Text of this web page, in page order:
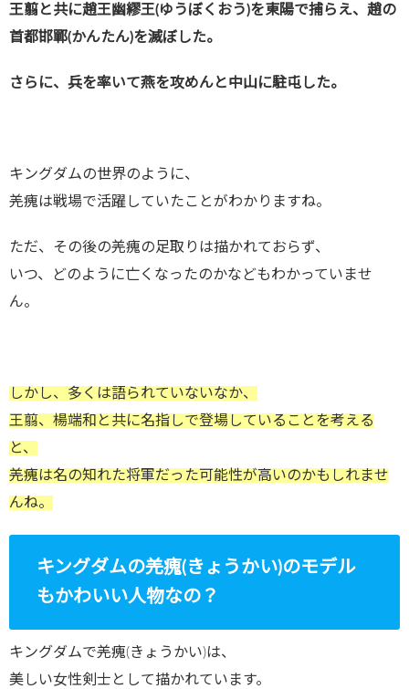
王翦と共に趙王幽繆王(ゆうぼくおう)を東陽で捕らえ、趙の
首都邯鄲(かんたん)を滅ぼした。
さらに、兵を率いて燕を攻めんと中山に駐屯した。
キングダムの世界のように、
羌瘣は戦場で活躍していたことがわかりますね。
ただ、その後の羌瘣の足取りは描かれておらず、
いつ、どのように亡くなったのかなどもわかっていませ
ん。
しかし、多くは語られていないなか、
王翦、楊端和と共に名指しで登場していることを考える
と、
羌瘣は名の知れた将軍だった可能性が高いのかもしれませ
んね。
キングダムの羌瘣(きょうかい)のモデル
もかわいい人物なの？
キングダムで羌瘣(きょうかい)は、
美しい女性剣士として描かれています。